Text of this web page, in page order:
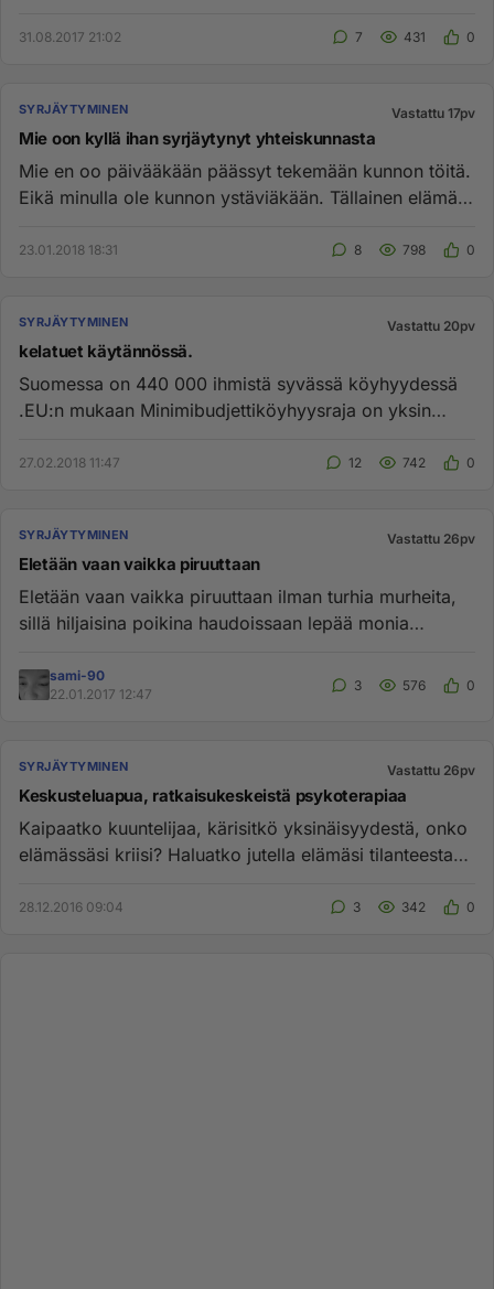
31.08.2017 21:02 7 431 0
SYRJÄYTYMINEN Vastattu 17pv
Mie oon kyllä ihan syrjäytynyt yhteiskunnasta
Mie en oo päivääkään päässyt tekemään kunnon töitä.
Eikä minulla ole kunnon ystäviäkään. Tällainen elämä
23.01.2018 18:31 8 798 0
SYRJÄYTYMINEN Vastattu 20pv
kelatuet käytännössä.
Suomessa on 440 000 ihmistä syvässä köyhyydessä
.EU:n mukaan Minimibudjettiköyhyysraja on yksin
27.02.2018 11:47 12 742 0
SYRJÄYTYMINEN Vastattu 26pv
Eletään vaan vaikka piruuttaan
Eletään vaan vaikka piruuttaan ilman turhia murheita,
sillä hiljaisina poikina haudoissaan lepää monia
sami-90
22.01.2017 12:47
3 576 0
SYRJÄYTYMINEN Vastattu 26pv
Keskusteluapua, ratkaisukeskeistä psykoterapiaa
Kaipaatko kuuntelijaa, kärisitkö yksinäisyydestä, onko
elämässäsi kriisi? Haluatko jutella elämäsi tilanteesta
28.12.2016 09:04 3 342 0